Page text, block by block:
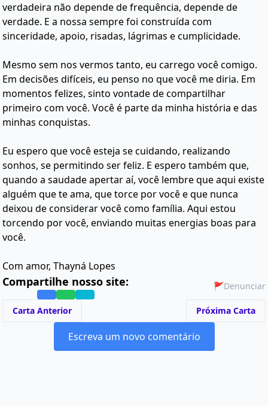
verdadeira não depende de frequência, depende de
verdade. E a nossa sempre foi construída com
sinceridade, apoio, risadas, lágrimas e cumplicidade.
Mesmo sem nos vermos tanto, eu carrego você comigo.
Em decisões difíceis, eu penso no que você me diria. Em
momentos felizes, sinto vontade de compartilhar
primeiro com você. Você é parte da minha história e das
minhas conquistas.
Eu espero que você esteja se cuidando, realizando
sonhos, se permitindo ser feliz. E espero também que,
quando a saudade apertar aí, você lembre que aqui existe
alguém que te ama, que torce por você e que nunca
deixou de considerar você como família. Aqui estou
torcendo por você, enviando muitas energias boas para
você.
Com amor, Thayná Lopes
Compartilhe nosso site: 🚩Denunciar
Carta Anterior Próxima Carta
Escreva um novo comentário